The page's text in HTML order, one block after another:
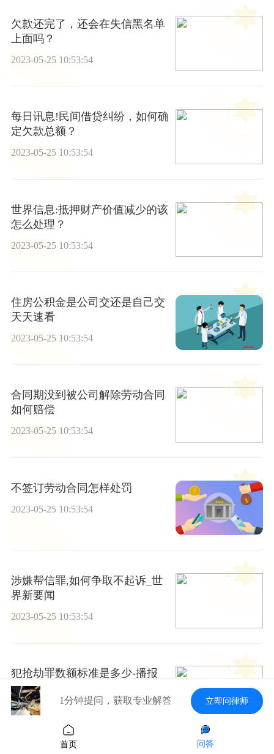
欠款还完了，还会在失信黑名单
上面吗？
2023-05-25 10:53:54
每日讯息!民间借贷纠纷，如何确
定欠款总额？
2023-05-25 10:53:54
世界信息:抵押财产价值减少的该
怎么处理？
2023-05-25 10:53:54
住房公积金是公司交还是自己交
天天速看
2023-05-25 10:53:54
合同期没到被公司解除劳动合同
如何赔偿
2023-05-25 10:53:54
不签订劳动合同怎样处罚
2023-05-25 10:53:54
涉嫌帮信罪,如何争取不起诉_世
界新要闻
2023-05-25 10:53:54
犯抢劫罪数额标准是多少-播报
2023-05-25 10:53:54
1分钟提问，获取专业解答 立即问律师
首页 问答